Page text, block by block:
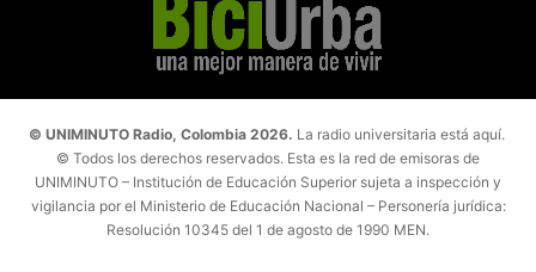
© UNIMINUTO Radio, Colombia 2026. La radio universitaria está aquí.
© Todos los derechos reservados. Esta es la red de emisoras de
UNIMINUTO – Institución de Educación Superior sujeta a inspección y
vigilancia por el Ministerio de Educación Nacional – Personería jurídica:
Resolución 10345 del 1 de agosto de 1990 MEN.